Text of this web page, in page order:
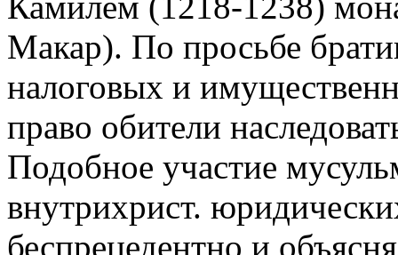
Макар). По просьбе
налоговых и
право обители
Подобное участие
внутрихрист.
беспрецедентно и